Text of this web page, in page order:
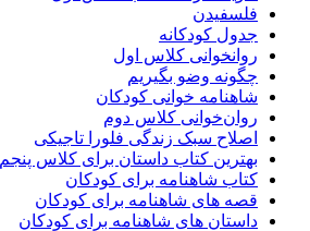
فلسفیدن
جدول کودکانه
روانخوانی کلاس اول
چگونه وضو بگیریم
شاهنامه خوانی کودکان
روان‌خوانی کلاس دوم
اصلاح سبک زندگی فلورا تاجیکی
بهترین کتاب داستان برای کلاس پنجم
کتاب شاهنامه برای کودکان
قصه های شاهنامه برای کودکان
داستان های شاهنامه برای کودکان